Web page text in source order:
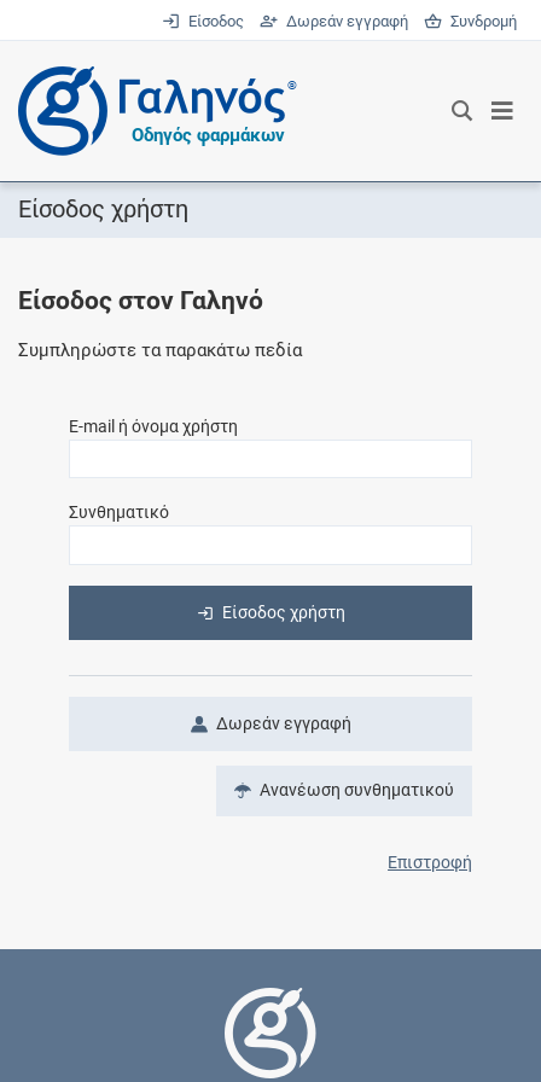
Είσοδος Δωρεάν εγγραφή Συνδρομή
®
Οδηγός φαρμάκων
Είσοδος χρήστη
Είσοδος στον Γαληνό
Συμπληρώστε τα παρακάτω πεδία
E-mail ή όνομα χρήστη
Συνθηματικό
Είσοδος χρήστη
Δωρεάν εγγραφή
Ανανέωση συνθηματικού
Επιστροφή